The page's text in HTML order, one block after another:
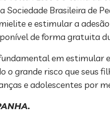
Sociedade Brasileira de
e estimular a
de forma gratuita
em estimular
o grande risco que seus
e adolescentes por